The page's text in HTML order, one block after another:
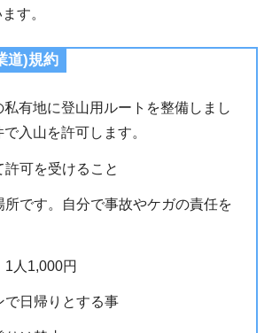
す。
道)規約
有地に登山用ルートを整備しまし
入山を許可します。
許可を受けること
所です。自分で事故やケガの責任を
人1,000円
で日帰りとする事